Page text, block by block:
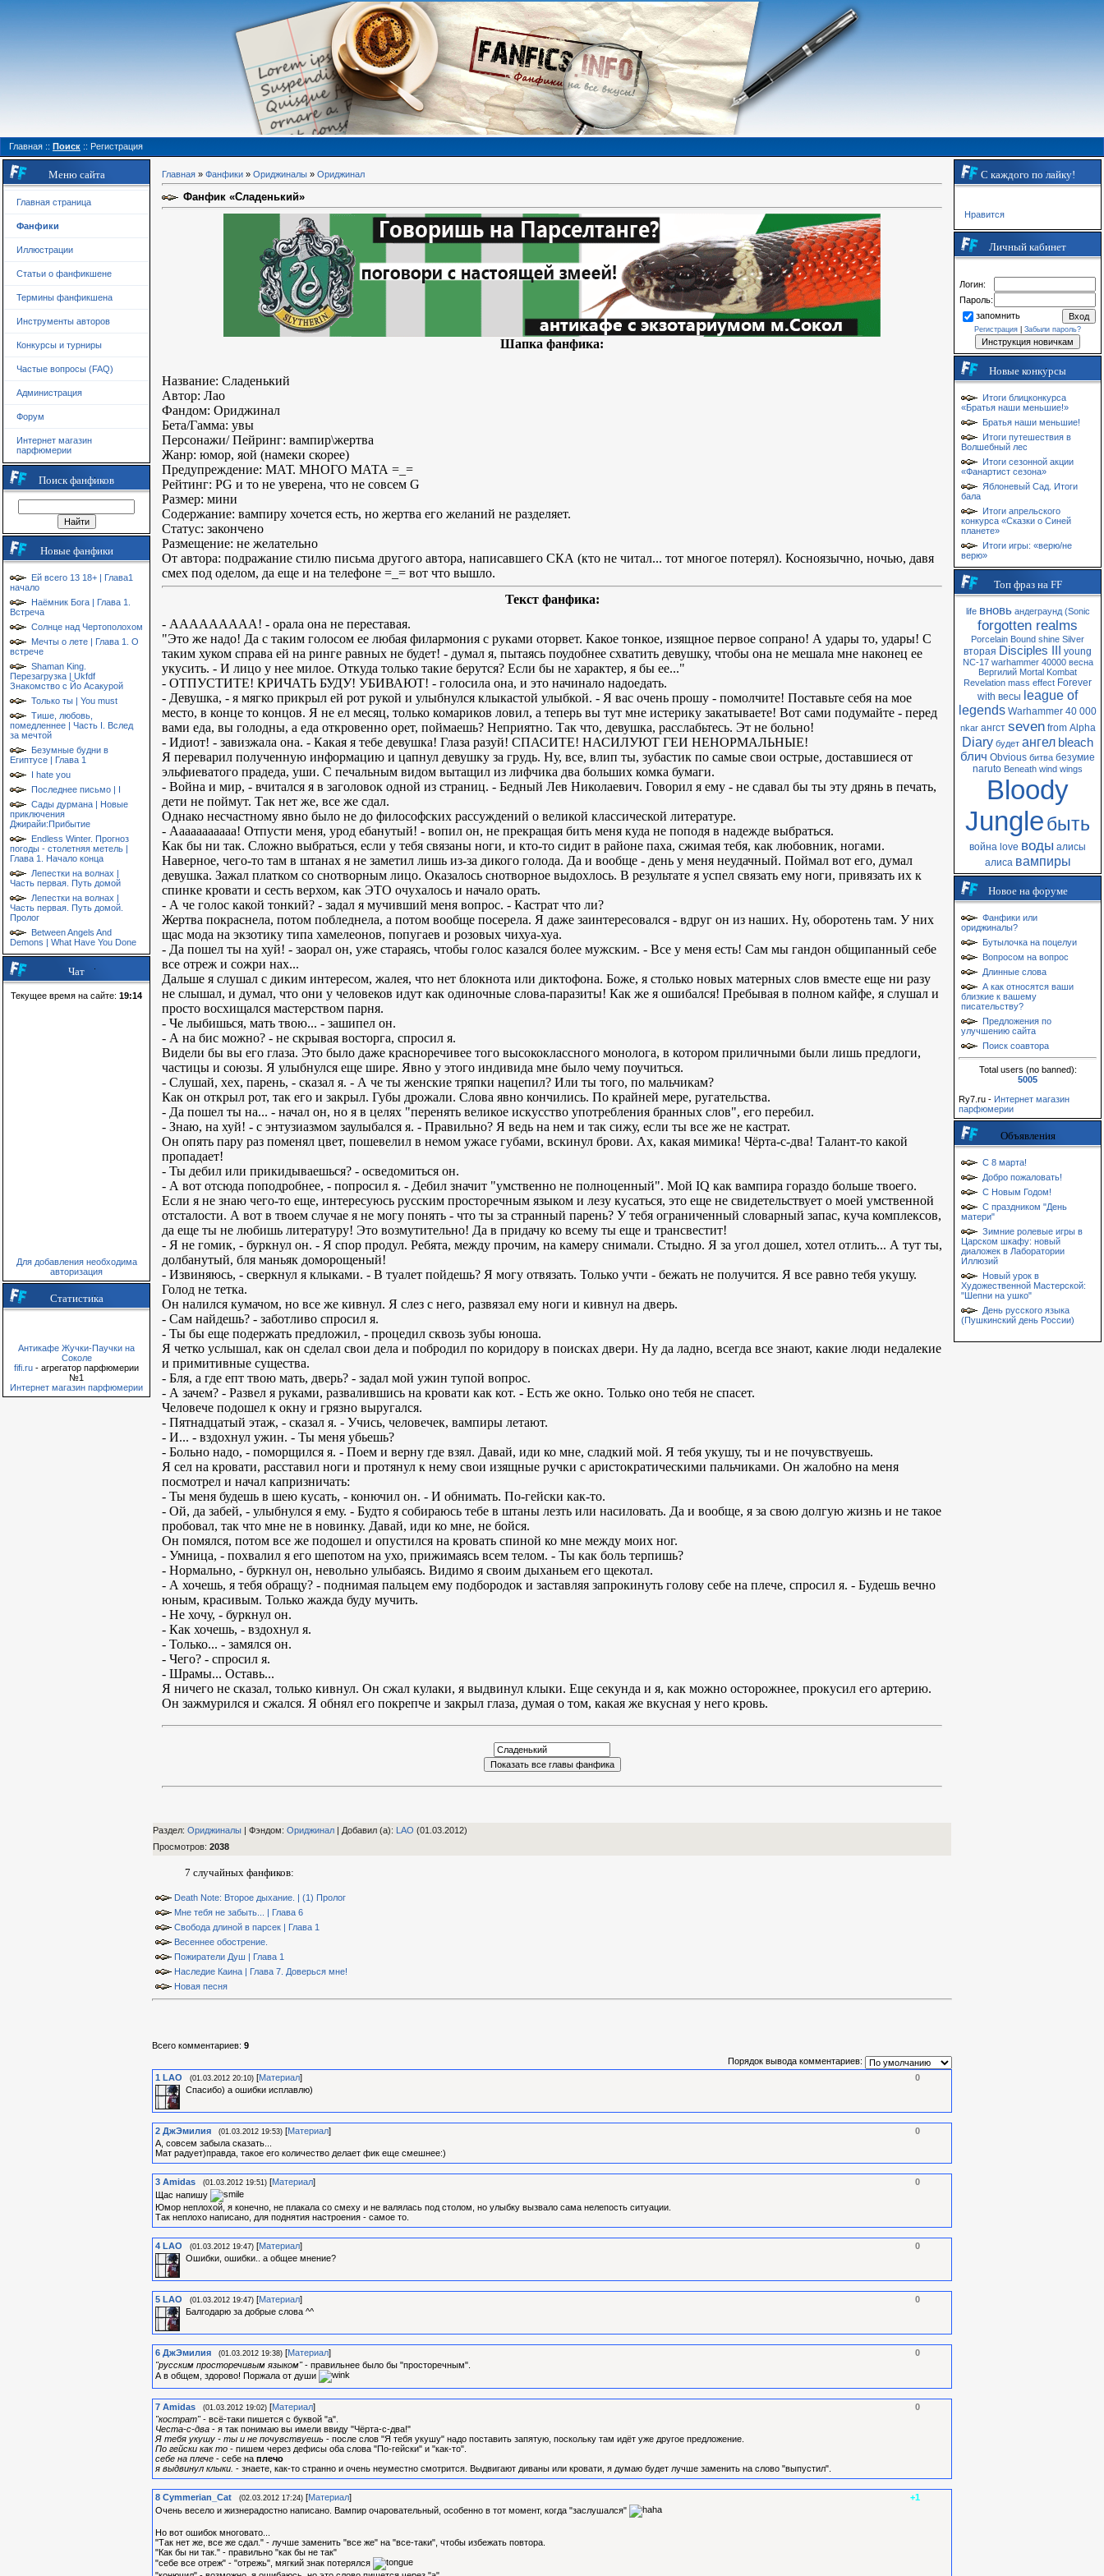
Главная :: Поиск :: Регистрация
Меню сайта
Главная страница
Фанфики
Иллюстрации
Статьи о фанфикшене
Термины фанфикшена
Инструменты авторов
Конкурсы и турниры
Частые вопросы (FAQ)
Администрация
Форум
Интернет магазин
парфюмерии
Поиск фанфиков
Новые фанфики
Ей всего 13 18+ | Глава1
начало
Наёмник Бога | Глава 1.
Встреча
Солнце над Чертополохом
Мечты о лете | Глава 1. О
встрече
Shaman King.
Перезагрузка | Ukfdf
Знакомство с Йо Асакурой
Только ты | You must
Тише, любовь,
помедленнее | Часть I. Вслед
за мечтой
Безумные будни в
Египтусе | Глава 1
I hate you
Последнее письмо | I
Сады дурмана | Новые
приключения
Джирайи:Прибытие
Endless Winter. Прогноз
погоды - столетняя метель |
Глава 1. Начало конца
Лепестки на волнах |
Часть первая. Путь домой
Лепестки на волнах |
Часть первая. Путь домой.
Пролог
Between Angels And
Demons | What Have You Done
Чат
Текущее время на сайте: 19:14
Для добавления необходима
авторизация
Статистика
Антикафе Жучки-Паучки на
Соколе
fifi.ru - агрегатор парфюмерии
№1
Интернет магазин парфюмерии
Главная » Фанфики » Ориджиналы » Ориджинал
Фанфик «Сладенький»
Шапка фанфика:
Название: Сладенький
Автор: Лао
Фандом: Ориджинал
Бета/Гамма: увы
Персонажи/ Пейринг: вампир\жертва
Жанр: юмор, яой (намеки скорее)
Предупреждение: МАТ. МНОГО МАТА =_=
Рейтинг: PG и то не уверена, что не совсем G
Размер: мини
Содержание: вампиру хочется есть, но жертва его желаний не разделяет.
Статус: закончено
Размещение: не желательно
От автора: подражание стилю письма другого автора, написавшего СКА (кто не читал... тот многое потерял). Косноязычно, ночью, давя
смех под оделом, да еще и на телефоне =_= вот что вышло.
Текст фанфика:
- ААААААААА! - орала она не переставая.
"Это же надо! Да с таким голосом ее любая филармония с руками оторвет. Какое тонкое, изящное первое сопрано! А удары то, удары! С
таким хуком справа ей на ринге равных не будет! - думал я, пытаясь поудобнее схватить девушку, чтобы она не мешала мне наконец ее
укусить. - И лицо у нее милое. Откуда только такие берутся? Если бы не характер, я бы ее..."
- ОТПУСТИТЕ! КРИЧАТЬ БУДУ! УБИВАЮТ! - голосила она, и это начинало надоедать.
- Девушка, - я мягко прикрыл ей рот рукой и улыбнулся клыкастой улыбкой. - Я вас очень прошу - помолчите! Поставьте себя на мое
место, в конце то концов. Я не ел месяц, только комариков ловил, а теперь вы тут мне истерику закатываете! Вот сами подумайте - перед
вами еда, вы голодны, а еда откровенно орет, поймаешь? Неприятно. Так что, девушка, расслабьтесь. Эт не больно!
- Идиот! - завизжала она. - Какая я тебе девушка! Глаза разуй! СПАСИТЕ! НАСИЛУЮТ ГЕИ НЕНОРМАЛЬНЫЕ!
Я переварил полученную информацию и цапнул девушку за грудь. Ну, все, влип ты, зубастик по самые свои острые, доставшиеся от
эльфиеватого прадеда, уши. С печальным видом вытащил из лифчика два больших комка бумаги.
- Война и мир, - вчитался я в заголовок одной из страниц. - Бедный Лев Николаевич. Говорил я ему - не сдавал бы ты эту дрянь в печать,
дети не поймут. Так нет же, все же сдал.
Однако несчастному явно было не до философских рассуждений о великой классической литературе.
- Ааааааааааа! Отпусти меня, урод ебанутый! - вопил он, не прекращая бить меня куда не поподя в надежде выбраться.
Как бы ни так. Сложно выбраться, если у тебя связаны ноги, и кто-то сидит в районе паха, сжимая тебя, как любовник, ногами.
Наверное, чего-то там в штанах я не заметил лишь из-за дикого голода. Да и вообще - день у меня неудачный. Поймал вот его, думал
девушка. Зажал платком со снотворным лицо. Оказалось снотворное выдохлось. В результате я успел связать ему ноги, привязать их к
спинке кровати и сесть верхом, как ЭТО очухалось и начало орать.
- А че голос какой тонкий? - задал я мучивший меня вопрос. - Кастрат что ли?
Жертва покраснела, потом побледнела, а потом вообще посерела. Я даже заинтересовался - вдруг он из наших. Ну, оборотень там. У них
щас мода на экзотику типа хамелеонов, попугаев и розовых чихуа-хуа.
- Да пошел ты на хуй! - заорал он, уже стараясь, чтобы голос казался более мужским. - Все у меня есть! Сам мы гандон общипанный себе
все отреж и сожри нах...
Дальше я слушал с диким интересом, жалея, что нет блокнота или диктофона. Боже, я столько новых матерных слов вместе еще ни разу
не слышал, и думал, что они у человеков идут как одиночные слова-паразиты! Как же я ошибался! Пребывая в полном кайфе, я слушал и
просто восхищался мастерством парня.
- Че лыбишься, мать твою... - зашипел он.
- А на бис можно? - не скрывая восторга, спросил я.
Видели бы вы его глаза. Это было даже красноречивее того высококлассного монолога, в котором приличными были лишь предлоги,
частицы и союзы. Я улыбнулся еще шире. Явно у этого индивида мне было чему поучиться.
- Слушай, хех, парень, - сказал я. - А че ты женские тряпки нацепил? Или ты того, по мальчикам?
Как он открыл рот, так его и закрыл. Губы дрожали. Слова явно кончились. По крайней мере, ругательства.
- Да пошел ты на... - начал он, но я в целях "перенять великое искусство употребления бранных слов", его перебил.
- Знаю, на хуй! - с энтузиазмом заулыбался я. - Правильно? Я ведь на нем и так сижу, если ты все же не кастрат.
Он опять пару раз поменял цвет, пошевелил в немом ужасе губами, вскинул брови. Ах, какая мимика! Чёрта-с-два! Талант-то какой
пропадает!
- Ты дебил или прикидываешься? - осведомиться он.
- А вот отсюда поподробнее, - попросил я. - Дебил значит "умственно не полноценный". Мой IQ как вампира гораздо больше твоего.
Если я не знаю чего-то еще, интересуюсь русским просторечным языком и лезу кусаться, это еще не свидетельствует о моей умственной
отсталости. А вот в твоем случае я не могу понять - что ты за странный парень? У тебя ограниченный словарный запас, куча комплексов,
да еще ты не любишь литературу! Это возмутительно! Да в придачу ко всему ты еще и трансвестит!
- Я не гомик, - буркнул он. - Я спор продул. Ребята, между прочим, на камеру снимали. Стыдно. Я за угол дошел, хотел отлить... А тут ты,
долбанутый, бля маньяк доморощеный!
- Извиняюсь, - сверкнул я клыками. - В туалет пойдешь? Я могу отвязать. Только учти - бежать не получится. Я все равно тебя укушу.
Голод не тетка.
Он налился кумачом, но все же кивнул. Я слез с него, развязал ему ноги и кивнул на дверь.
- Сам найдешь? - заботливо спросил я.
- Ты бы еще подержать предложил, - процедил сквозь зубы юноша.
Я четко услышал, как он сделал свои дела и побродил по коридору в поисках двери. Ну да ладно, всегда все знают, какие люди недалекие
и примитивные существа.
- Бля, а где епт твою мать, дверь? - задал мой ужин тупой вопрос.
- А зачем? - Развел я руками, развалившись на кровати как кот. - Есть же окно. Только оно тебя не спасет.
Человече подошел к окну и грязно выругался.
- Пятнадцатый этаж, - сказал я. - Учись, человечек, вампиры летают.
- И... - вздохнул ужин. - Ты меня убьешь?
- Больно надо, - поморщился я. - Поем и верну где взял. Давай, иди ко мне, сладкий мой. Я тебя укушу, ты и не почувствуешь.
Я сел на кровати, расставил ноги и протянул к нему свои изящные ручки с аристократическими пальчиками. Он жалобно на меня
посмотрел и начал капризничать:
- Ты меня будешь в шею кусать, - конючил он. - И обнимать. По-гейски как-то.
- Ой, да забей, - улыбнулся я ему. - Будто я собираюсь тебе в штаны лезть или насиловать. Да и вообще, я за свою долгую жизнь и не такое
пробовал, так что мне не в новинку. Давай, иди ко мне, не бойся.
Он помялся, потом все же подошел и опустился на кровать спиной ко мне между моих ног.
- Умница, - похвалил я его шепотом на ухо, прижимаясь всем телом. - Ты как боль терпишь?
- Нормально, - буркнул он, невольно улыбаясь. Видимо я своим дыханьем его щекотал.
- А хочешь, я тебя обращу? - поднимая пальцем ему подбородок и заставляя запрокинуть голову себе на плече, спросил я. - Будешь вечно
юным, красивым. Только жажда буду мучить.
- Не хочу, - буркнул он.
- Как хочешь, - вздохнул я.
- Только... - замялся он.
- Чего? - спросил я.
- Шрамы... Оставь...
Я ничего не сказал, только кивнул. Он сжал кулаки, я выдвинул клыки. Еще секунда и я, как можно осторожнее, прокусил его артерию.
Он зажмурился и сжался. Я обнял его покрепче и закрыл глаза, думая о том, какая же вкусная у него кровь.
Раздел: Ориджиналы | Фэндом: Ориджинал | Добавил (а): LAO (01.03.2012)
Просмотров: 2038
7 случайных фанфиков:
Death Note: Второе дыхание. | (1) Пролог
Мне тебя не забыть... | Глава 6
Свобода длиной в парсек | Глава 1
Весеннее обострение.
Пожиратели Душ | Глава 1
Наследие Каина | Глава 7. Доверься мне!
Новая песня
Всего комментариев: 9
Порядок вывода комментариев:
0
1 LAO (01.03.2012 20:10) [Материал]
Спасибо) а ошибки исплавлю)
0
2 ДжЭмилия (01.03.2012 19:53) [Материал]
А, совсем забыла сказать...
Мат радует)правда, такое его количество делает фик еще смешнее:)
0
3 Amidas (01.03.2012 19:51) [Материал]
Щас напишу
Юмор неплохой, я конечно, не плакала со смеху и не валялась под столом, но улыбку вызвало сама нелепость ситуации.
Так неплохо написано, для поднятия настроения - самое то.
0
4 LAO (01.03.2012 19:47) [Материал]
Ошибки, ошибки.. а общее мнение?
0
5 LAO (01.03.2012 19:47) [Материал]
Балгодарю за добрые слова ^^
0
6 ДжЭмилия (01.03.2012 19:38) [Материал]
"русским просторечивым языком"- правильнее было бы "просторечным".
А в общем, здорово! Поржала от души
0
7 Amidas (01.03.2012 19:02) [Материал]
"кострат"- всё-таки пишется с буквой "а".
Честа-с-два - я так понимаю вы имели ввиду "Чёрта-с-два!"
Я тебя укушу - ты и не почувствуешь - после слов "Я тебя укушу" надо поставить запятую, поскольку там идёт уже другое предложение.
По гейски как то - пишем через дефисы оба слова "По-гейски" и "как-то".
себе на плече - себе на плечо
я выдвинул клыки. - знаете, как-то странно и очень неуместно смотрится. Выдвигают диваны или кровати, я думаю будет лучше заменить на слово "выпустил".
+1
8 Cymmerian_Cat (02.03.2012 17:24) [Материал]
Очень весело и жизнерадостно написано. Вампир очаровательный, особенно в тот момент, когда "заслушался"
Но вот ошибок многовато...
"Так нет же, все же сдал." - лучше заменить "все же" на "все-таки", чтобы избежать повтора.
"Как бы ни так." - правильно "как бы не так"
"себе все отреж" - "отрежь", мягкий знак потерялся
С каждого по лайку!
Нравится
Личный кабинет
Логин:
Пароль:
запомнить
Регистрация Забыли пароль?
Новые конкурсы
Итоги блицконкурса
«Братья наши меньшие!»
Братья наши меньшие!
Итоги путешествия в
Волшебный лес
Итоги сезонной акции
«Фанартист сезона»
Яблоневый Сад. Итоги
бала
Итоги апрельского
конкурса «Сказки о Синей
планете»
Итоги игры: «верю/не
верю»
Топ фраз на FF
life вновь андеграунд (Sonic
forgotten realms
Porcelain Bound shine Silver
вторая Disciples III young
NC-17 warhammer 40000 весна
Вергилий Mortal Kombat
Revelation mass effect Forever
with весы league of
legends Warhammer 40 000
nkar ангст seven from Alpha
Diary будет ангел bleach
блич Obvious битва безумие
naruto Beneath wind wings
Bloody
Jungleбыть
война love воды алисы
алиса вампиры
Новое на форуме
Фанфики или
ориджиналы?
Бутылочка на поцелуи
Вопросом на вопрос
Длинные слова
А как относятся ваши
близкие к вашему
писательству?
Предложения по
улучшению сайта
Поиск соавтора
Total users (no banned):
5005
Ry7.ru - Интернет магазин
парфюмерии
Объявления
С 8 марта!
Добро пожаловать!
С Новым Годом!
С праздником "День
матери"
Зимние ролевые игры в
Царском шкафу: новый
диаложек в Лаборатории
Иллюзий
Новый урок в
Художественной Мастерской:
"Шепни на ушко"
День русского языка
(Пушкинский день России)